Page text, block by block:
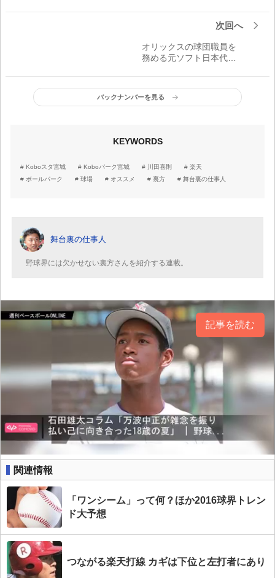
次回へ
オリックスの球団職員を
務める元ソフト日本代表
バックナンバーを見る
KEYWORDS
Koboスタ宮城 Koboパーク宮城 川田喜則
楽天
ボールパーク
球場 オススメ 裏方 舞台裏の仕事人
舞台裏の仕事人
野球界には欠かせない裏方さんを紹介する連載。
記事を読む
関連情報
「ワンシーム」って何？ほか2016球界トレン
ド大予想
つながる楽天打線 カギは下位と左打者にあり